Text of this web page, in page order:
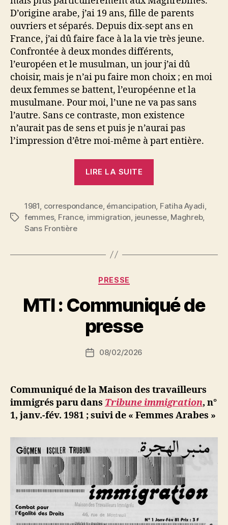
D’origine arabe, j’ai 19 ans, fille de parents
ouvriers et séparés. Depuis dix-sept ans en
France, j’ai dû faire face à la la vie très jeune.
Confrontée à deux mondes différents,
l’européen et le musulman, un jour j’ai dû
choisir, mais je n’ai pu faire mon choix ; en moi
deux femmes se battent, l’européenne et la
musulmane. Pour moi, l’une ne va pas sans
l’autre. Sans ce contraste, mon existence
n’aurait pas de sens et puis je n’aurai pas
l’impression d’être moi-même à part entière.
LIRE LA SUITE
L’espoir
d’être
Étiquettes
1981 correspondance, émancipation Fatiha Ayadi
femmes, France, immigration jeunesse, Maghreb,
Sans Frontière
Catégories
PRESSE
MTI : Communiqué de
presse
Auteur
a
S
N
ji
Date08/02/2026
Communiqué de la Maison des travailleurs
immigrés paru dans Tribune immigration, n°
1, janv.-fév. 1981 ; suivi de « Femmes Arabes »